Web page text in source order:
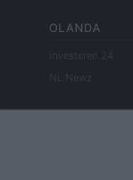
OLANDA
Investeren 24
NL Newz